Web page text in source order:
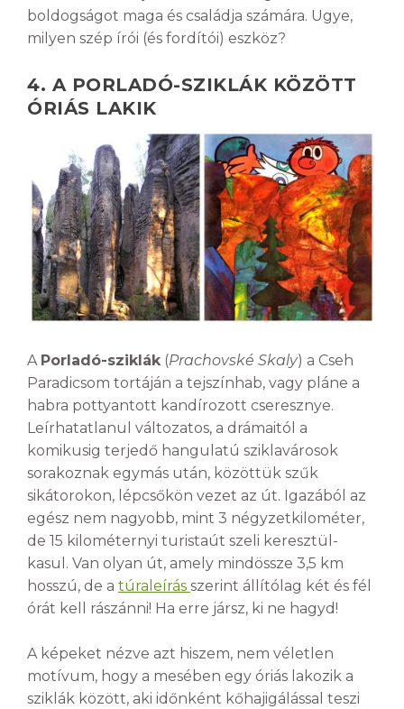
boldogságot maga és családja számára. Ugye,
milyen szép írói (és fordítói) eszköz?
4. A PORLADÓ-SZIKLÁK KÖZÖTT
ÓRIÁS LAKIK
A Porladó-sziklák (Prachovské Skaly) a Cseh
Paradicsom tortáján a tejszínhab, vagy pláne a
habra pottyantott kandírozott cseresznye.
Leírhatatlanul változatos, a drámaitól a
komikusig terjedő hangulatú sziklavárosok
sorakoznak egymás után, közöttük szűk
sikátorokon, lépcsőkön vezet az út. Igazából az
egész nem nagyobb, mint 3 négyzetkilométer,
de 15 kilométernyi turistaút szeli keresztül-
kasul. Van olyan út, amely mindössze 3,5 km
hosszú, de a túraleírás szerint állítólag két és fél
órát kell rászánni! Ha erre jársz, ki ne hagyd!
A képeket nézve azt hiszem, nem véletlen
motívum, hogy a mesében egy óriás lakozik a
sziklák között, aki időnként kőhajigálással teszi